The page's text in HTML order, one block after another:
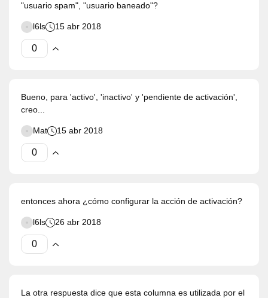
"usuario spam", "usuario baneado"?
l6ls 15 abr 2018
Bueno, para 'activo', 'inactivo' y 'pendiente de activación',
creo...
Mat 15 abr 2018
entonces ahora ¿cómo configurar la acción de activación?
l6ls 26 abr 2018
La otra respuesta dice que esta columna es utilizada por el